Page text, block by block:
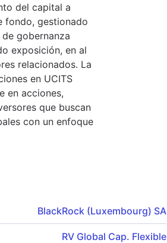
del capital a
fondo, gestionado
gobernanza
exposición, en al
relacionados. La
en UCITS
en acciones,
que buscan
con un enfoque
BlackRock (Luxembourg) SA
RV Global Cap. Flexible